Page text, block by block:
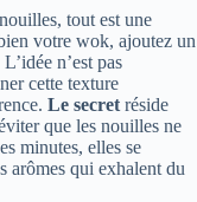
tout est une
votre wok, ajoutez un
n’est pas
cette texture
Le secret réside
que les nouilles ne
minutes, elles se
arômes qui exhalent du